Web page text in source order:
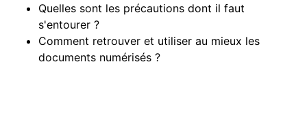
Quelles sont les précautions dont il faut
s'entourer ?
Comment retrouver et utiliser au mieux les
documents numérisés ?